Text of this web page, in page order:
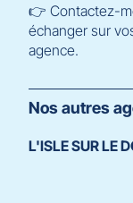
👉 Contactez-
échanger sur
agence.
Nos autres
L'ISLE SUR LE